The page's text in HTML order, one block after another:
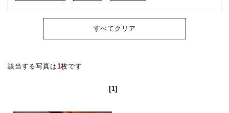
すべてクリア
該当する写真は1枚です
[1]